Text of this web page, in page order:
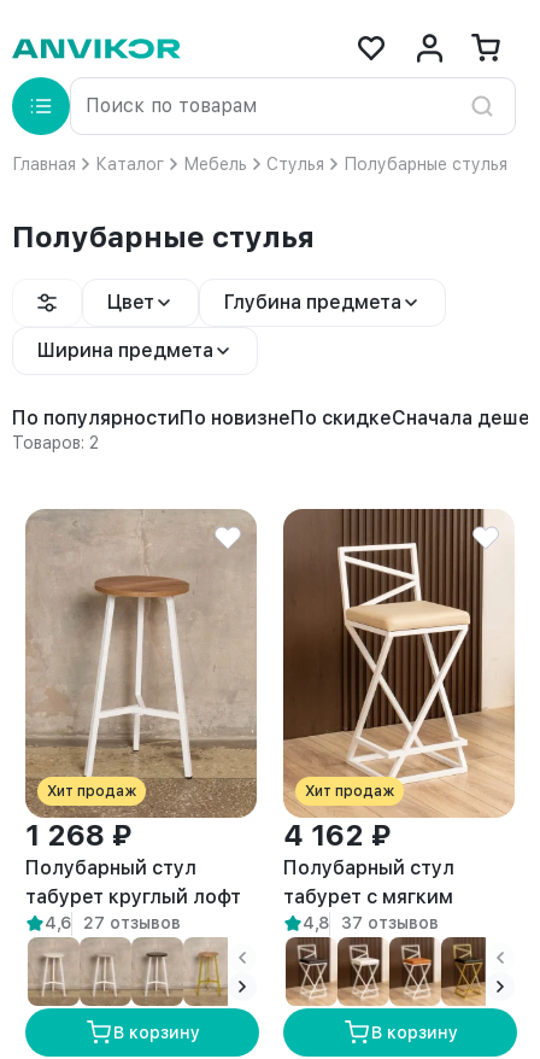
Главная Каталог Мебель Стулья Полубарные стулья
Полубарные стулья
Цвет Глубина предмета
Ширина предмета
По популярностиПо новизнеПо скидкеСначала
Товаров: 2
Хит продаж
1 268 ₽
Полубарный стул
табурет круглый лофт
Эна белый/амаретто
4,6 27 отзывов
В корзину
Хит продаж
4 162 ₽
Полубарный стул
табурет с мягким
сиденьем Тахо белый/
бежевый
4,8 37 отзывов
В корзину